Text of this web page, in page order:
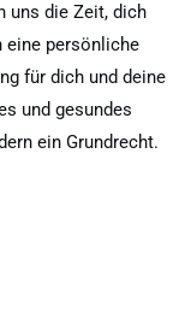
uns die Zeit, dich
eine persönliche
für dich und deine
und gesundes
ein Grundrecht.